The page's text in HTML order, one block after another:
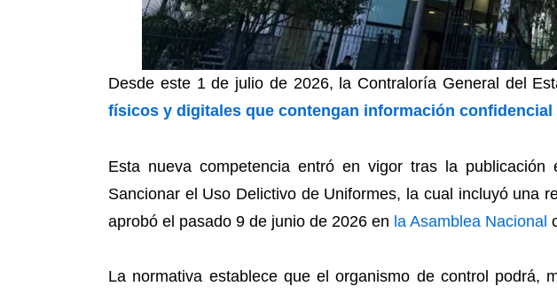
Desde este 1 de julio de 2026, la Contraloría General del
físicos y digitales que contengan información confidencial
Esta nueva competencia entró en vigor tras la
Sancionar el Uso Delictivo de Uniformes, la cual incluyó una
aprobó el pasado 9 de junio de 2026 en la Asamblea Nacional
La normativa establece que el organismo de control podrá,